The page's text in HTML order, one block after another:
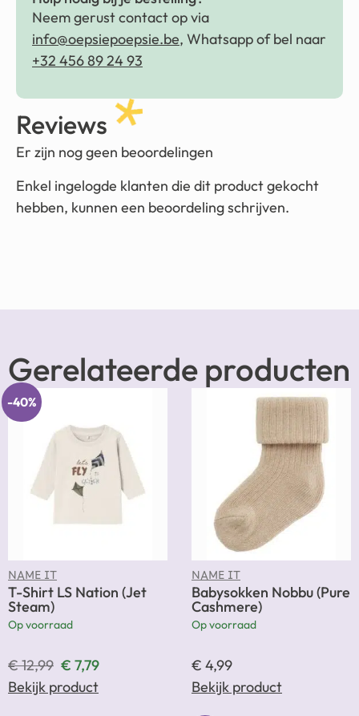
Neem gerust contact op via
info@oepsiepoepsie.be, Whatsapp of bel naar
+32 456 89 24 93
Reviews
Er zijn nog geen beoordelingen
Enkel ingelogde klanten die dit product gekocht
hebben, kunnen een beoordeling schrijven.
Gerelateerde producten
-40%
NAME IT
T-Shirt LS Nation (Jet
Steam)
Op voorraad
€12,99 € 7,79
Bekijk product
NAME IT
Babysokken Nobbu (Pure
Cashmere)
Op voorraad
€ 4,99
Bekijk product